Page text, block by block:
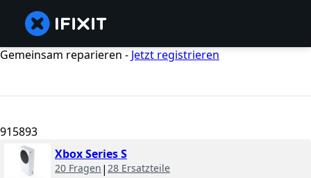
Gemeinsam reparieren - Jetzt registrieren
915893
Xbox Series S
20 Fragen | 28 Ersatzteile